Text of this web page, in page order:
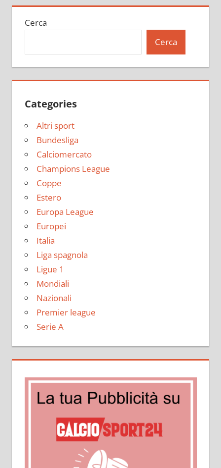
Cerca
Cerca
Categories
Altri sport
Bundesliga
Calciomercato
Champions League
Coppe
Estero
Europa League
Europei
Italia
Liga spagnola
Ligue 1
Mondiali
Nazionali
Premier league
Serie A